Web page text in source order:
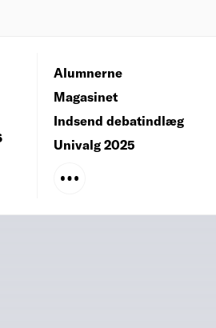
Alumnerne
Magasinet
Indsend debatindlæg
Univalg 2025